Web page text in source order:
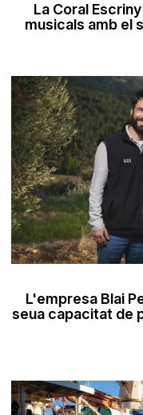
La Coral
musicals amb el
L'empresa Blai
seua capacitat de